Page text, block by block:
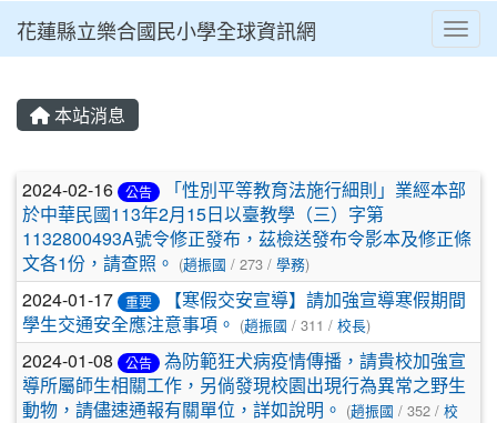
⏸
花蓮縣立樂合國民小學全球資訊網
本站消息
文章列表
2024-02-16 公告
「性別平等教育法施行細則」業經本部
於中華民國113年2月15日以臺教學（三）字第
1132800493A號令修正發布，茲檢送發布令影本及修正條
文各1份，請查照。 (趙振國 / 273 / 學務)
2024-01-17 重要
【寒假交安宣導】請加強宣導寒假期間
學生交通安全應注意事項。 (趙振國 / 311 / 校長)
2024-01-08 公告
為防範狂犬病疫情傳播，請貴校加強宣
導所屬師生相關工作，另倘發現校園出現行為異常之野生
動物，請儘速通報有關單位，詳如說明。 (趙振國 / 352 / 校